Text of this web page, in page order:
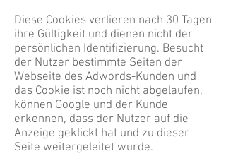
Diese Cookies verlieren nach 30 Tagen
ihre Gültigkeit und dienen nicht der
persönlichen Identifizierung. Besucht
der Nutzer bestimmte Seiten der
Webseite des Adwords-Kunden und
das Cookie ist noch nicht abgelaufen,
können Google und der Kunde
erkennen, dass der Nutzer auf die
Anzeige geklickt hat und zu dieser
Seite weitergeleitet wurde.